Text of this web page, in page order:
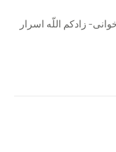
زادكم اللّه اسرار